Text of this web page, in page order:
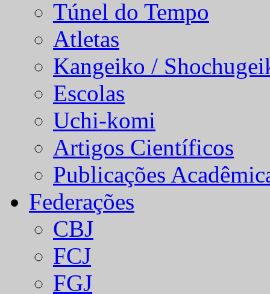
Túnel do Tempo
Atletas
Kangeiko /
Escolas
Uchi-komi
Artigos Científicos
Publicações
Federações
CBJ
FCJ
FGJ